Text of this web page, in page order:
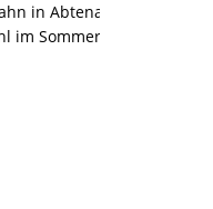
eine Kombibahn
im Winter in